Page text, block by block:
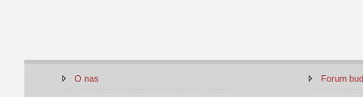
O nas Forum